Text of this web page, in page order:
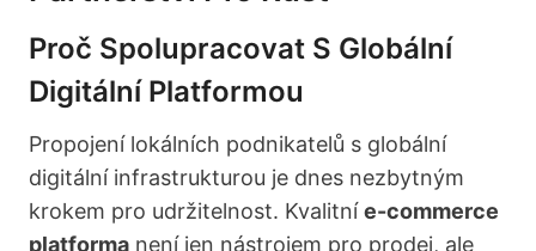
Proč Spolupracovat S Globální
Digitální Platformou
Propojení lokálních podnikatelů s globální
digitální infrastrukturou je dnes nezbytným
krokem pro udržitelnost. Kvalitníe-commerce
platforma není jen nástrojem pro prodej, ale